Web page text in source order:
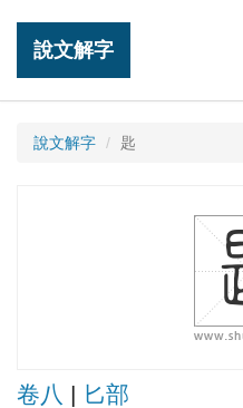
說文解字
說文解字 匙
卷八 | 匕部